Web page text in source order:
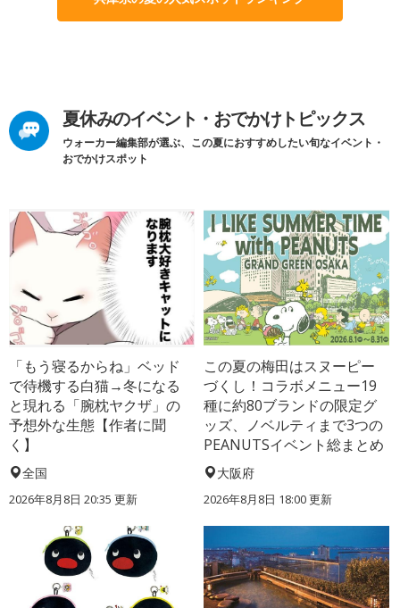
夏休みのイベント・おでかけトピックス
ウォーカー編集部が選ぶ、この夏におすすめしたい旬なイベント・
おでかけスポット
「もう寝るからね」ベッド
で待機する白猫→冬になる
と現れる「腕枕ヤクザ」の
予想外な生態【作者に聞
く】
全国
2026年8月8日 20:35 更新
この夏の梅田はスヌーピー
づくし！コラボメニュー19
種に約80ブランドの限定グ
ッズ、ノベルティまで3つの
PEANUTSイベント総まとめ
大阪府
2026年8月8日 18:00更新